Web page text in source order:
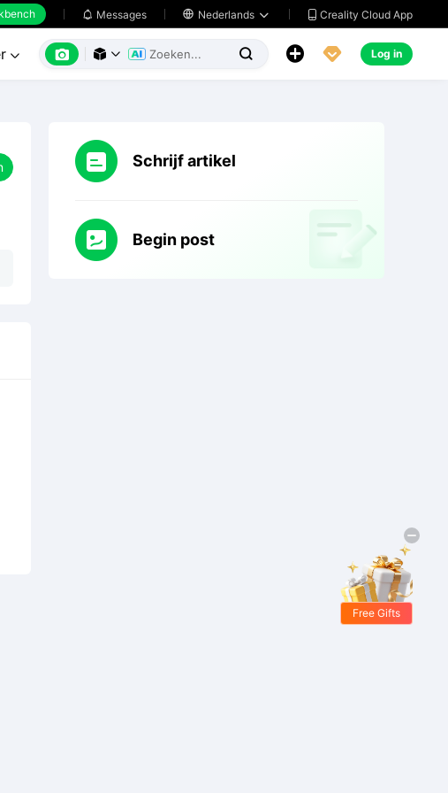
 Messages  Nederlands   Creality Cloud App
       Log in
Schrijf artikel
Begin post
Free Gifts